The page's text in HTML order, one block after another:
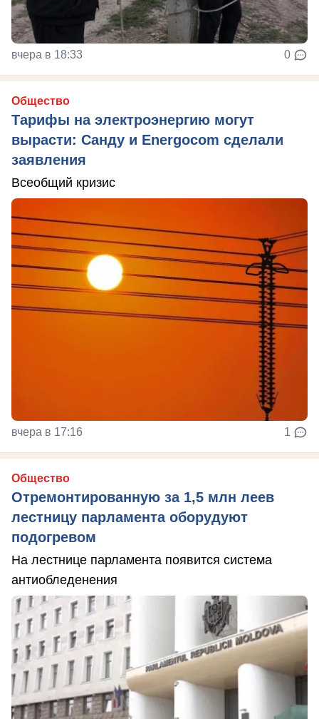
вчера в 18:33 0
Общество
Тарифы на электроэнергию могут
вырасти: Санду и Energocom сделали
заявления
Всеобщий кризис
вчера в 17:16 1
Общество
Отремонтированную за 1,5 млн леев
лестницу парламента оборудуют
подогревом
На лестнице парламента появится система
антиобледенения